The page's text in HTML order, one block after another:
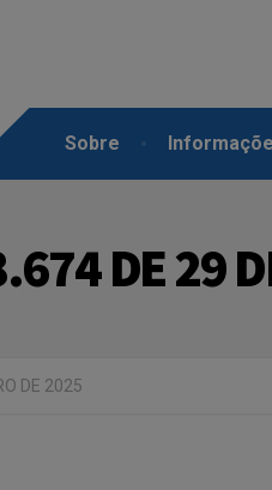
Sobre
DE 29
DE 2025